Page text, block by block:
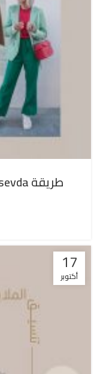
17
أكتوبر